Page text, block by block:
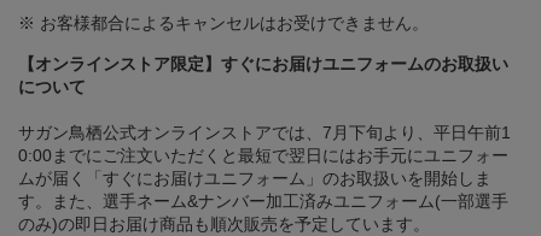
※ お客様都合によるキャンセルはお受けできません。
【オンラインストア限定】すぐにお届けユニフォームのお取扱い
について
サガン鳥栖公式オンラインストアでは、7月下旬より、平日午前1
0:00までにご注文いただくと最短で翌日にはお手元にユニフォー
ムが届く「すぐにお届けユニフォーム」のお取扱いを開始しま
す。また、選手ネーム&ナンバー加工済みユニフォーム(一部選手
のみ)の即日お届け商品も順次販売を予定しています。